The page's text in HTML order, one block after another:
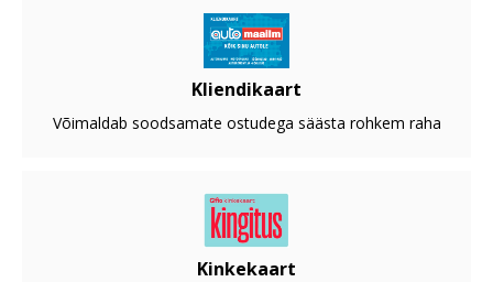
Kliendikaart
Võimaldab soodsamate ostudega säästa rohkem raha
Kinkekaart